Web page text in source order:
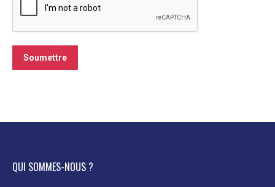
Soumettre
QUI SOMMES-NOUS ?